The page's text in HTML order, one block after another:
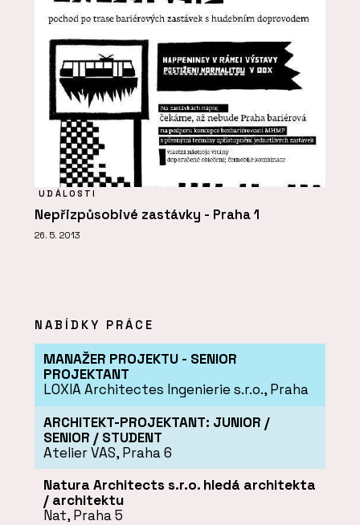
UDÁLOSTI
Nepřizpůsobivé zastávky - Praha 1
26. 5. 2013
NABÍDKY PRÁCE
MANAŽER PROJEKTU - SENIOR
PROJEKTANT
LOXIA Architectes Ingenierie s.r.o., Praha
ARCHITEKT-PROJEKTANT: JUNIOR /
SENIOR / STUDENT
Atelier VAS, Praha 6
Natura Architects s.r.o. hledá architekta
/ architektu
Nat, Praha 5